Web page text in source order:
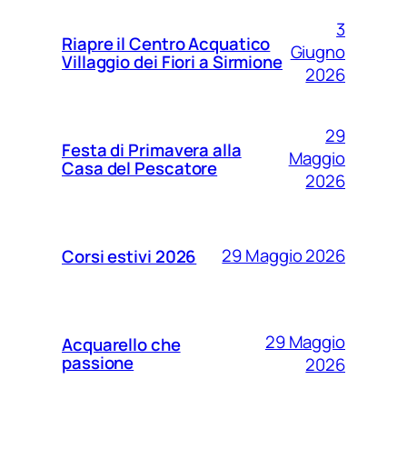
Riapre il Centro Acquatico
Villaggio dei Fiori a Sirmione
3
Giugno
2026
Festa di Primavera alla
Casa del Pescatore
29
Maggio
2026
Corsi estivi 2026 29 Maggio 2026
Acquarello che
passione
29 Maggio
2026